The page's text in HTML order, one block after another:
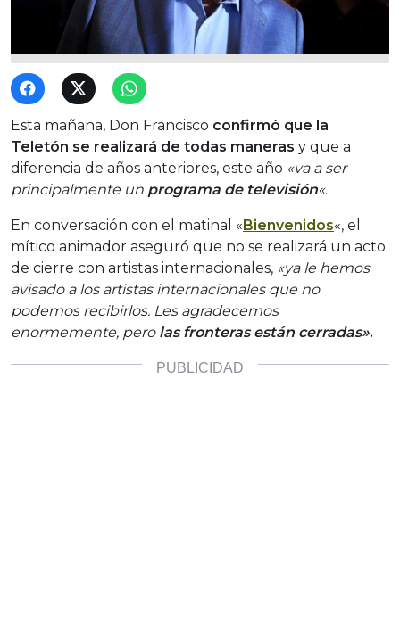
Esta mañana, Don Francisco confirmó que la
Teletón se realizará de todas maneras y que a
diferencia de años anteriores, este año «va a ser
principalmente un programa de televisión«.
En conversación con el matinal «Bienvenidos«, el
mítico animador aseguró que no se realizará un acto
de cierre con artistas internacionales, «ya le hemos
avisado a los artistas internacionales que no
podemos recibirlos. Les agradecemos
enormemente, pero las fronteras están cerradas».